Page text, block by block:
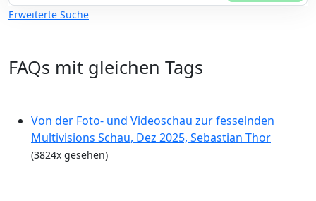
Erweiterte Suche
FAQs mit gleichen Tags
Von der Foto- und Videoschau zur fesselnden
Multivisions Schau, Dez 2025, Sebastian Thor
(3824x gesehen)